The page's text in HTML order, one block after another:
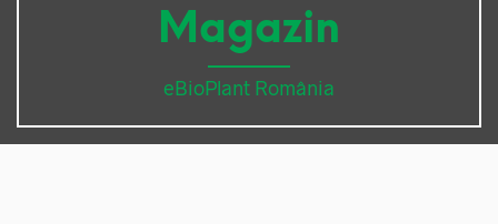
Magazin
eBioPlant România